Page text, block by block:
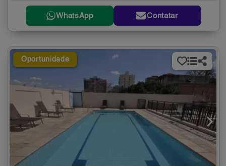
WhatsApp Contatar
Oportunidade